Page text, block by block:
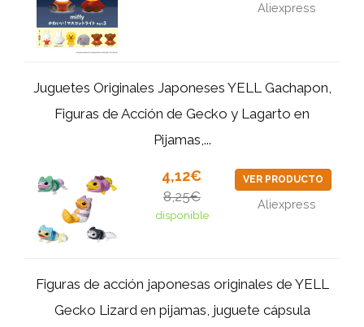
Aliexpress
Juguetes Originales Japoneses YELL Gachapon,
Figuras de Acción de Gecko y Lagarto en
Pijamas,...
4,12€
8,25€
disponible
VER PRODUCTO
Aliexpress
Figuras de acción japonesas originales de YELL
Gecko Lizard en pijamas, juguete cápsula